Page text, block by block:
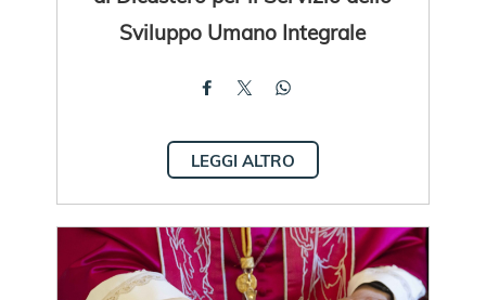
Sviluppo Umano Integrale
LEGGI ALTRO